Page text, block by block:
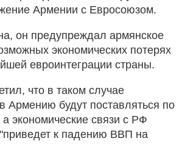
Армении с Евросоюзом.
он предупреждал армянское
экономических потерях
евроинтеграции страны.
что в таком случае
Армению будут поставляться по
экономические связи с РФ
к падению ВВП на